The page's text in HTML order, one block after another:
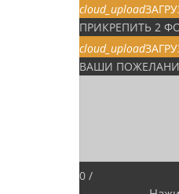
cloud_upload
ПРИКРЕПИТЬ 2
cloud_upload
ВАШИ
0/